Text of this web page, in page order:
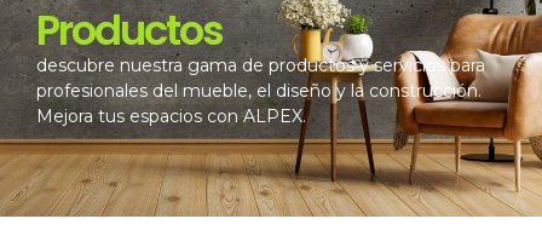
Productos
descubre nuestra gama de productos y servicios para
profesionales del mueble, el diseño y la construcción.
Mejora tus espacios con ALPEX.